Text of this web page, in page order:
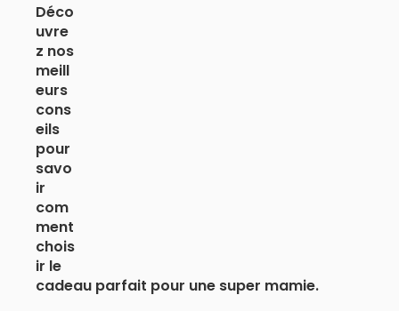
Déco
uvre
z nos
meill
eurs
cons
eils
pour
savo
ir
com
ment
chois
ir le
cadeau parfait pour une super mamie.